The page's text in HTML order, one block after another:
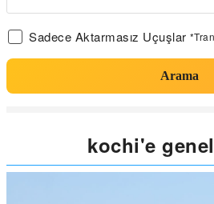
Sadece Aktarmasız Uçuşlar
Arama
kochi'e